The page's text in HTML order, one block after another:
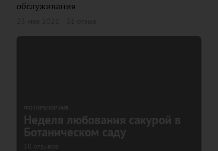
обслуживания
ФОТОРЕПОРТАЖ
Неделя любования сакурой в
Ботаническом саду
10 отзывов